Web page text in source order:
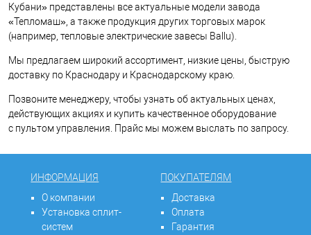
Кубани» представлены все актуальные модели завода
«Тепломаш», а также продукция других торговых марок
(например, тепловые электрические завесы Ballu).
Мы предлагаем широкий ассортимент, низкие цены, быструю
доставку по Краснодару и Краснодарскому краю.
Позвоните менеджеру, чтобы узнать об актуальных ценах,
действующих акциях и купить качественное оборудование
с пультом управления. Прайс мы можем выслать по запросу.
ИНФОРМАЦИЯ
О компании
Установка сплит-
систем
ПОКУПАТЕЛЯМ
Доставка
Оплата
Гарантия